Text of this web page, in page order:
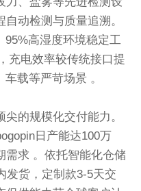
动检测与质量追溯。
高湿度环境稳定工
充电效率较传统接口提
载等严苛场景 。
的规模化交付能力。
日产能达100万
需求 。依托智能化仓储
发货，定制款3-5天交